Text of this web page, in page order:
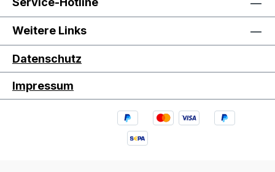
Weitere Links
Datenschutz
Impressum